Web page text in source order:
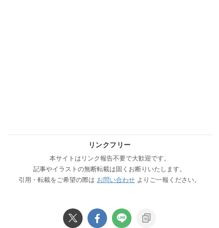
リンクフリー
本サイトはリンク報告不要で大歓迎です。
記事やイラストの無断転載は固くお断りいたします。
引用・転載をご希望の際は お問い合わせ よりご一報ください。